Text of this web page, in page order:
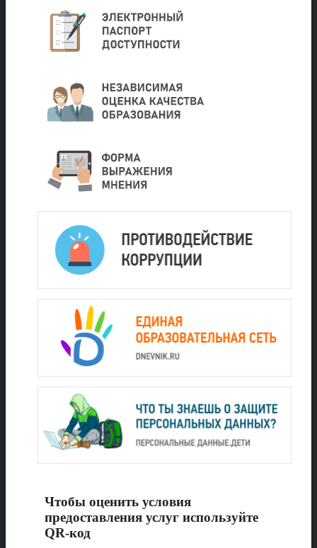
Чтобы оценить условия
предоставления услуг используйте
QR-код